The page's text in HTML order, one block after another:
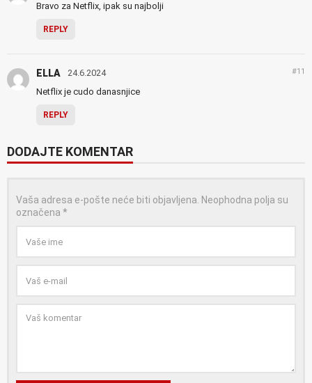
Bravo za Netflix, ipak su najbolji
REPLY
ELLA 24.6.2024 #11
Netflix je cudo danasnjice
REPLY
DODAJTE KOMENTAR
Vaša adresa e-pošte neće biti objavljena. Neophodna polja su
označena *